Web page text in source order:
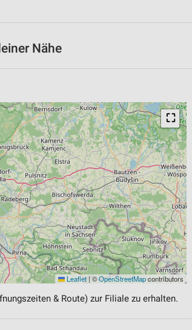
Nähe
⛶
Leaflet | ©OpenStreetMapcontributors
& Route) zur Filiale zu erhalten.